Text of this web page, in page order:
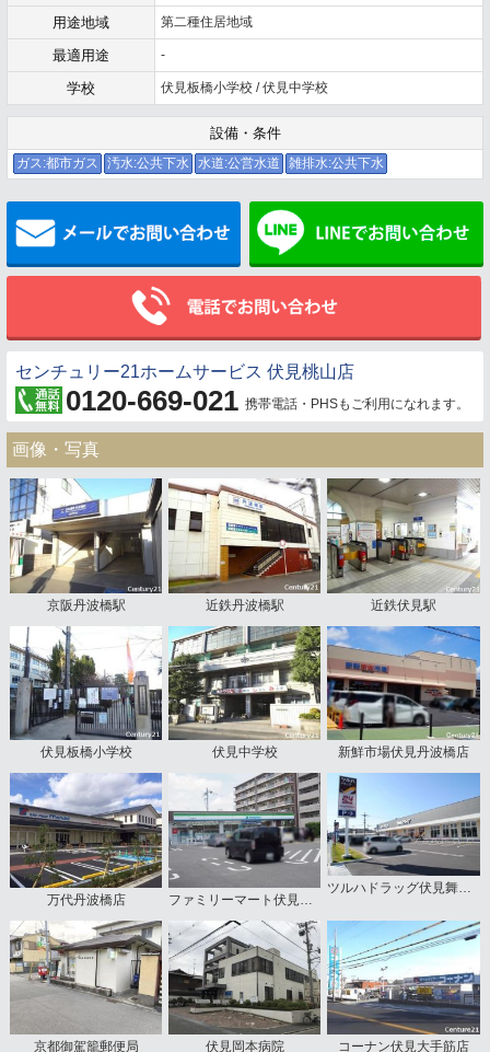
用途地域 第二種住居地域
最適用途 -
学校 伏見板橋小学校 / 伏見中学校
設備・条件
ガス:都市ガス 汚水:公共下水 水道:公営水道 雑排水:公共下水
メールでお問い合わせ
センチュリー21ホームサービス 伏見桃山店
0120-669-021 携帯電話・PHSもご利用になれます。
画像・写真
京阪丹波橋駅 近鉄丹波橋駅 近鉄伏見駅
伏見板橋小学校 伏見中学校 新鮮市場伏見丹波橋店
万代丹波橋店
京都御駕籠郵便局 伏見岡本病院 コーナン伏見大手筋店